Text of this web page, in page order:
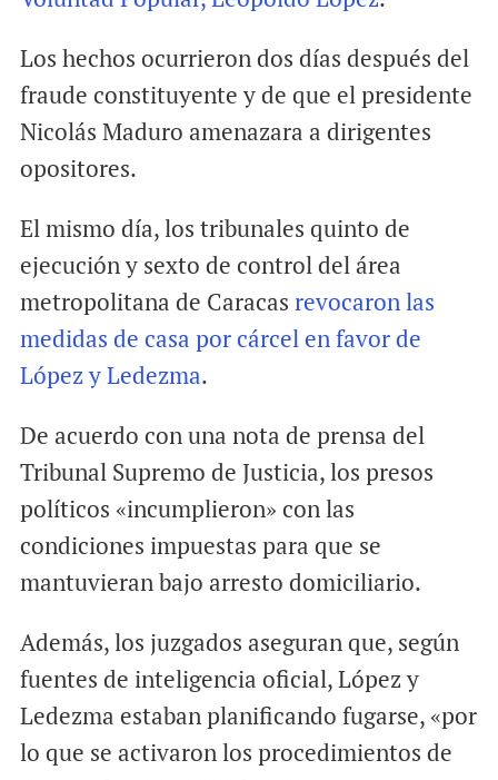
Los hechos ocurrieron dos días después del
fraude constituyente y de que el presidente
Nicolás Maduro amenazara a dirigentes
opositores.
El mismo día, los tribunales quinto de
ejecución y sexto de control del área
metropolitana de Caracas revocaron las
medidas de casa por cárcel en favor de
López y Ledezma.
De acuerdo con una nota de prensa del
Tribunal Supremo de Justicia, los presos
políticos «incumplieron» con las
condiciones impuestas para que se
mantuvieran bajo arresto domiciliario.
Además, los juzgados aseguran que, según
fuentes de inteligencia oficial, López y
Ledezma estaban planificando fugarse, «por
lo que se activaron los procedimientos de